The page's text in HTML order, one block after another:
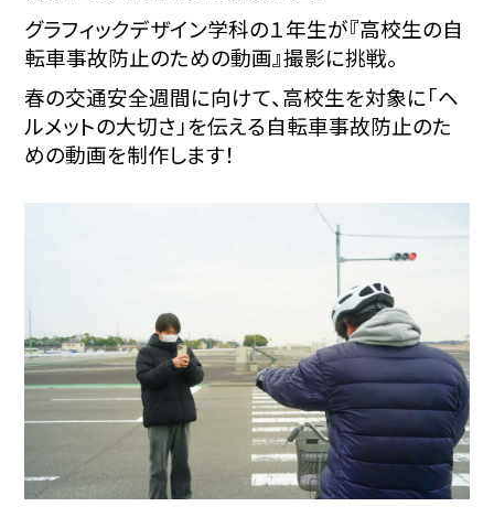
グラフィックデザイン学科の１年生が『高校生の自
転車事故防止のための動画』撮影に挑戦。
春の交通安全週間に向けて、高校生を対象に「ヘ
ルメットの大切さ」を伝える自転車事故防止のた
めの動画を制作します！